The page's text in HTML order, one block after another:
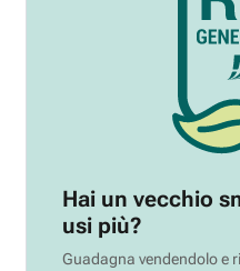
Hai un vecchio
usi più?
Guadagna vendendolo e